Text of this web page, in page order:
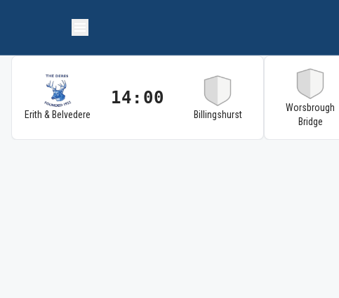
Erith & Belvedere
14:00
Billingshurst
Worsbrough
Bridge